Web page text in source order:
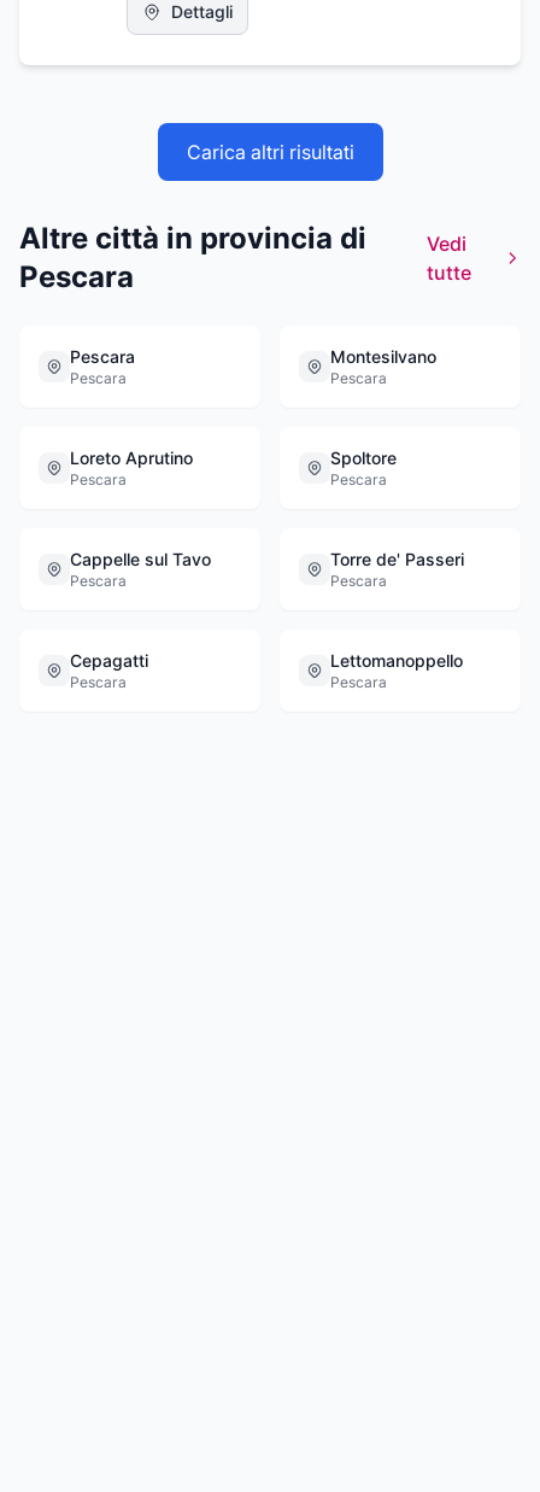
Dettagli
Carica altri risultati
Altre città in provincia di
Pescara
Vedi
tutte
Pescara
Pescara
Montesilvano
Pescara
Loreto Aprutino
Pescara
Spoltore
Pescara
Cappelle sul Tavo
Pescara
Torre de' Passeri
Pescara
Cepagatti
Pescara
Lettomanoppello
Pescara